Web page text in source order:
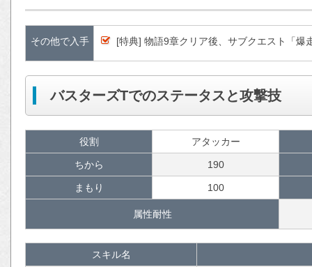
その他で入手 [特典] 物語9章クリア後、サブクエスト「
バスターズTでのステータスと攻撃技
役割 アタッカー
ちから 190
まもり 100
属性耐性
スキル名